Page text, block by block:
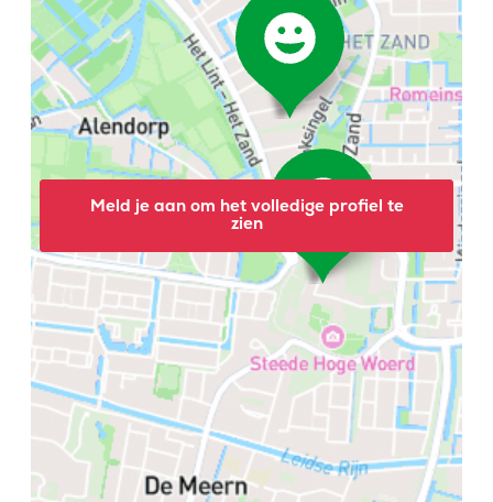
Meld je aan om het volledige profiel te
zien